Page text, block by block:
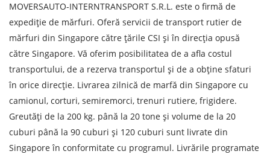
MOVERSAUTO-INTERNTRANSPORT S.R.L. este o firmă de
expediție de mărfuri. Oferă servicii de transport rutier de
mărfuri din Singapore către țările CSI și în direcția opusă
către Singapore. Vă oferim posibilitatea de a afla costul
transportului, de a rezerva transportul și de a obține sfaturi
în orice direcție. Livrarea zilnică de marfă din Singapore cu
camionul, corturi, semiremorci, trenuri rutiere, frigidere.
Greutăți de la 200 kg. până la 20 tone și volume de la 20
cuburi până la 90 cuburi și 120 cuburi sunt livrate din
Singapore în conformitate cu programul. Livrările programate
Aflați despre costurile de
expediere